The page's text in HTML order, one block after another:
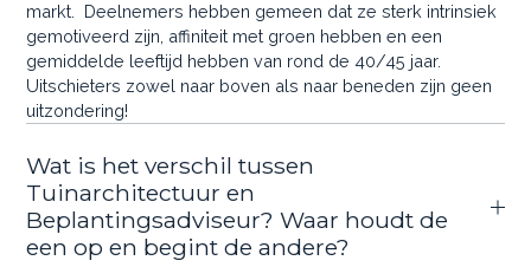
markt. Deelnemers hebben gemeen dat ze sterk intrinsiek
gemotiveerd zijn, affiniteit met groen hebben en een
gemiddelde leeftijd hebben van rond de 40/45 jaar.
Uitschieters zowel naar boven als naar beneden zijn geen
uitzondering!
Wat is het verschil tussen
Tuinarchitectuur en
Beplantingsadviseur? Waar houdt de
een op en begint de andere?